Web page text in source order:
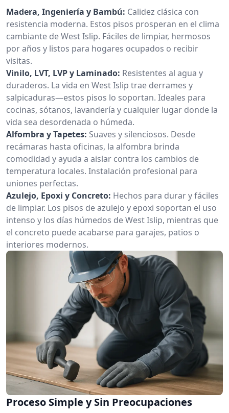
Madera, Ingeniería y Bambú: Calidez clásica con
resistencia moderna. Estos pisos prosperan en el clima
cambiante de West Islip. Fáciles de limpiar, hermosos
por años y listos para hogares ocupados o recibir
visitas.
Vinilo, LVT, LVP y Laminado: Resistentes al agua y
duraderos. La vida en West Islip trae derrames y
salpicaduras—estos pisos lo soportan. Ideales para
cocinas, sótanos, lavandería y cualquier lugar donde la
vida sea desordenada o húmeda.
Alfombra y Tapetes: Suaves y silenciosos. Desde
recámaras hasta oficinas, la alfombra brinda
comodidad y ayuda a aislar contra los cambios de
temperatura locales. Instalación profesional para
uniones perfectas.
Azulejo, Epoxi y Concreto: Hechos para durar y fáciles
de limpiar. Los pisos de azulejo y epoxi soportan el uso
intenso y los días húmedos de West Islip, mientras que
el concreto puede acabarse para garajes, patios o
interiores modernos.
Proceso Simple y Sin Preocupaciones